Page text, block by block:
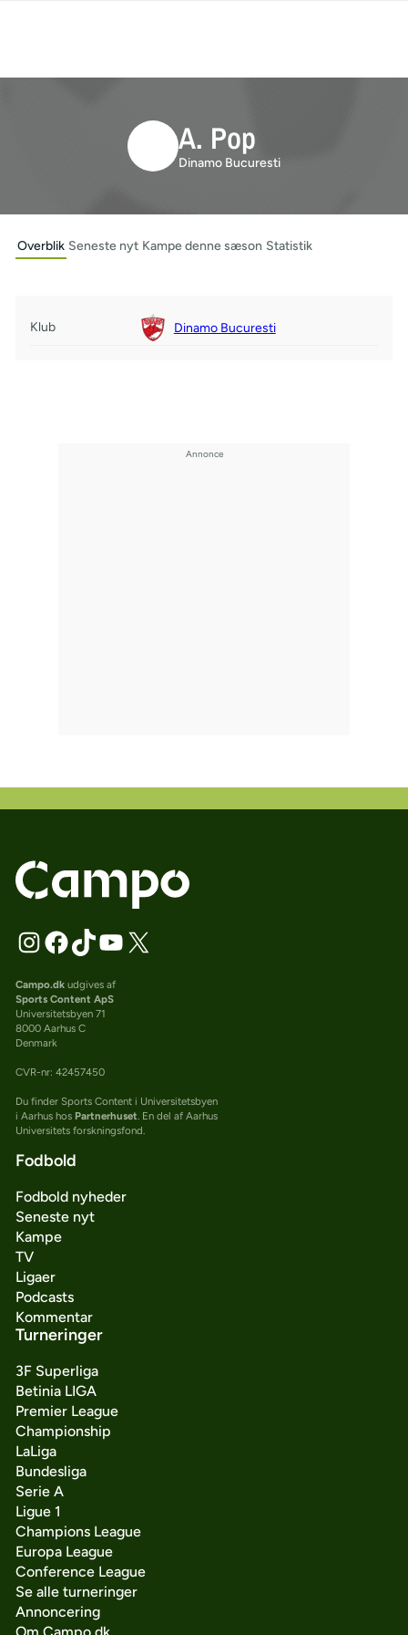
A. Pop
Dinamo Bucuresti
Overblik Seneste nyt Kampe denne sæson Statistik
Klub Dinamo Bucuresti
Campo.dkudgives af
Sports Content ApS
Universitetsbyen 71
8000 Aarhus C
Denmark
CVR-nr: 42457450
Du finder Sports Content i Universitetsbyen
i Aarhus hos Partnerhuset. En del af Aarhus
Universitets forskningsfond.
Fodbold
Fodbold nyheder
Seneste nyt
Kampe
TV
Ligaer
Podcasts
Kommentar
Turneringer
3F Superliga
Betinia LIGA
Premier League
Championship
LaLiga
Bundesliga
Serie A
Ligue 1
Champions League
Europa League
Conference League
Se alle turneringer
Annoncering